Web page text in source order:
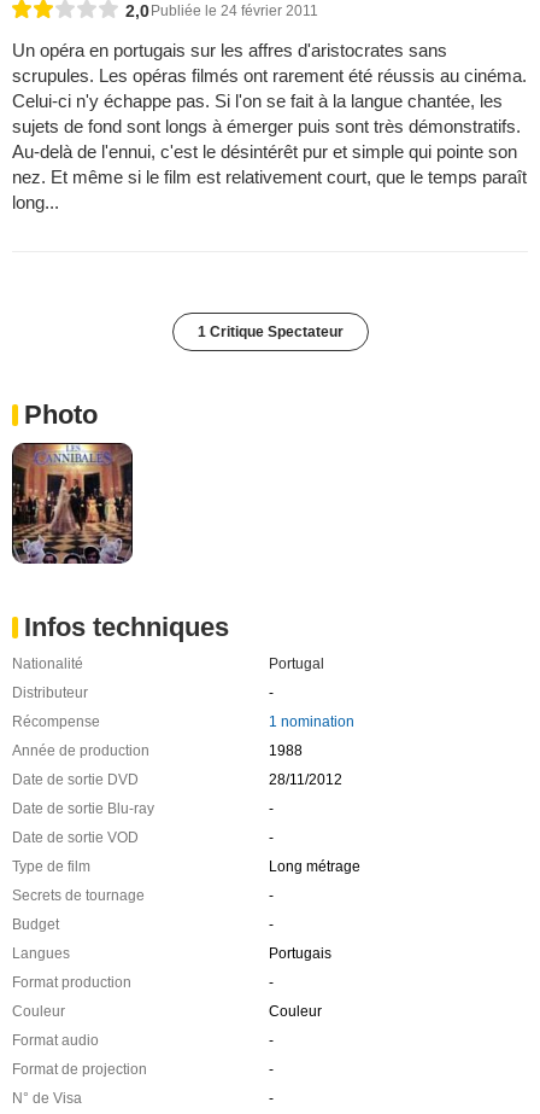
2,0 Publiée le 24 février 2011
Un opéra en portugais sur les affres d'aristocrates sans
scrupules. Les opéras filmés ont rarement été réussis au cinéma.
Celui-ci n'y échappe pas. Si l'on se fait à la langue chantée, les
sujets de fond sont longs à émerger puis sont très démonstratifs.
Au-delà de l'ennui, c'est le désintérêt pur et simple qui pointe son
nez. Et même si le film est relativement court, que le temps paraît
long...
1 Critique Spectateur
Photo
Infos techniques
Nationalité
Portugal
Distributeur
-
Récompense
1 nomination
Année de production
1988
Date de sortie DVD
28/11/2012
Date de sortie Blu-ray
-
Date de sortie VOD
-
Type de film
Long métrage
Secrets de tournage
-
Budget
-
Langues
Portugais
Format production
-
Couleur
Couleur
Format audio
-
Format de projection
-
N° de Visa
-